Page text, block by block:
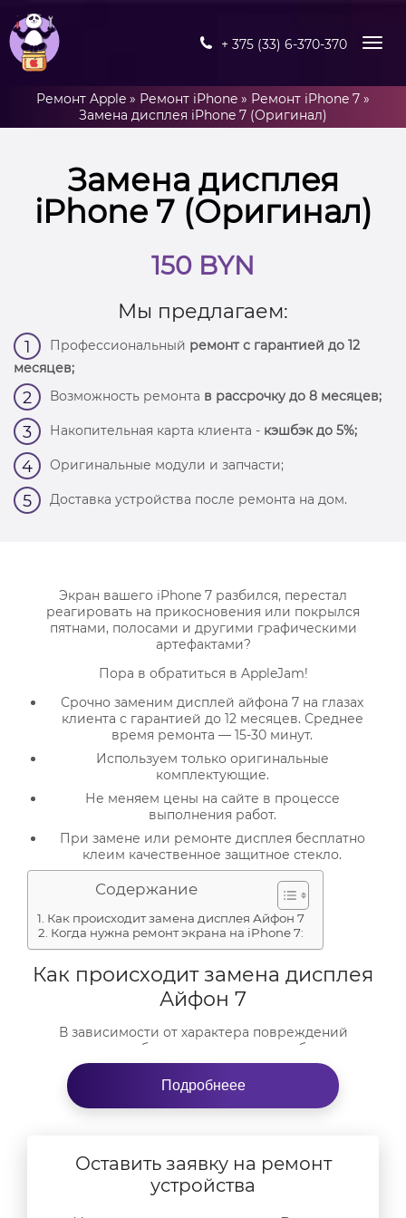
+ 375 (33) 6-370-370
Ремонт Apple » Ремонт iPhone » Ремонт iPhone 7 »
Замена дисплея iPhone 7 (Оригинал)
Замена дисплея
iPhone 7 (Оригинал)
150 BYN
Мы предлагаем:
1 Профессиональный ремонт с гарантией до 12
месяцев;
2 Возможность ремонта в рассрочку до 8 месяцев;
3 Накопительная карта клиента - кэшбэк до 5%;
4 Оригинальные модули и запчасти;
5 Доставка устройства после ремонта на дом.
Экран вашего iPhone 7 разбился, перестал
реагировать на прикосновения или покрылся
пятнами, полосами и другими графическими
артефактами?
Пора в обратиться в AppleJam!
Срочно заменим дисплей айфона 7 на глазах
клиента с гарантией до 12 месяцев. Среднее
время ремонта — 15-30 минут.
Используем только оригинальные
комплектующие.
Не меняем цены на сайте в процессе
выполнения работ.
При замене или ремонте дисплея бесплатно
клеим качественное защитное стекло.
Содержание
Как происходит замена дисплея Айфон 7
Когда нужна ремонт экрана на iPhone 7:
Как происходит замена дисплея
Айфон 7
В зависимости от характера повреждений
меняется либо защитное стекло, либо весь
экранный модуль.
Обойтись заменой стекла можно, если повреждена
только внешняя часть дисплея: экран покрыт
немного дешевле.
Если после падения или удара повреждена
Подробнеее
Оставить заявку на ремонт
устройства